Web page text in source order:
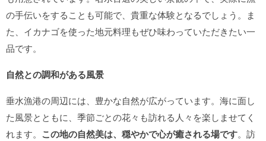
の手伝いをすることも可能で、貴重な体験となるでしょう。ま
た、イカナゴを使った地元料理もぜひ味わっていただきたい一
品です。
自然との調和がある風景
垂水漁港の周辺には、豊かな自然が広がっています。海に面し
た風景とともに、季節ごとの花々も訪れる人々を楽しませてく
れます。 この地の自然美は、穏やかで心が癒される場です。訪